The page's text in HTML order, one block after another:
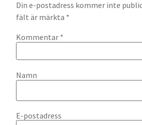
Din e-postadress kommer inte
fält är märkta *
Kommentar *
Namn
E-postadress